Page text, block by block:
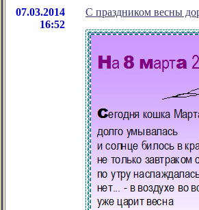
07.03.2014
16:52
С праздником весны